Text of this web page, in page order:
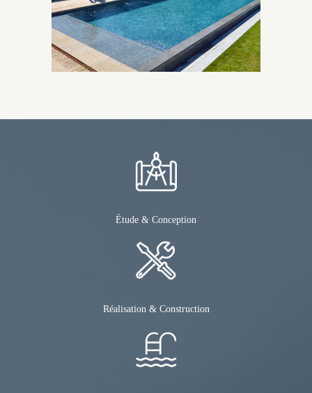
Étude & Conception
Réalisation & Construction